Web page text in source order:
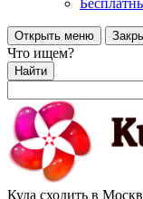
Открыть меню
Что ищем?
Найти
Куда сходить в